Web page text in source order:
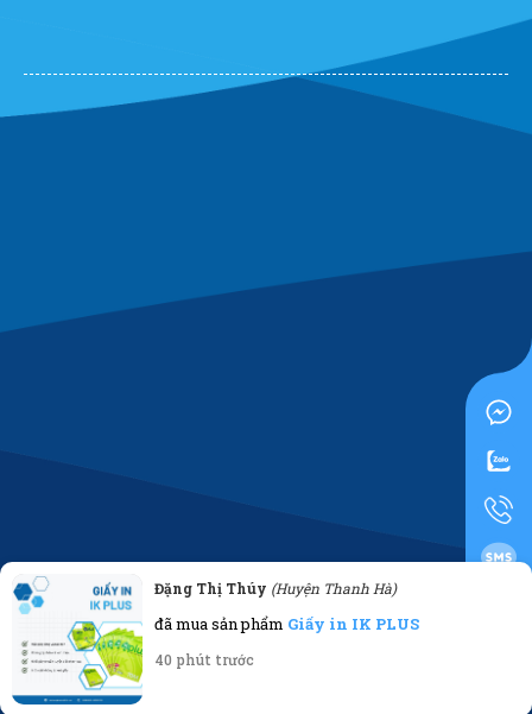
0919955500
Đặng Thị Thúy (Huyện Thanh Hà)
đã mua sản phẩm Giấy in IK PLUS
40 phút trước